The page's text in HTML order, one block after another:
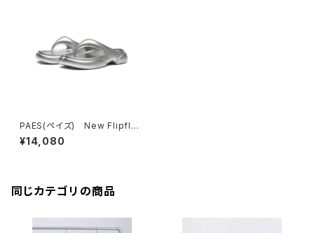
PAES(ペイズ) New Flipflop
Coating
¥14,080
同じカテゴリの商品